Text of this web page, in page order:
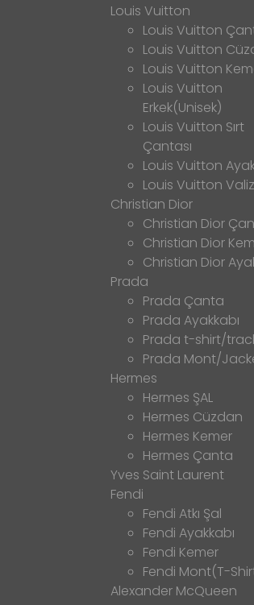
Louis Vuitton
Louis Vuitton
Louis Vuitton
Louis Vuitton
Louis Vuitton
Erkek(Unisek)
Louis Vuitton Sırt
Çantası
Louis Vuitton
Louis Vuitton Valiz
Christian Dior
Christian Dior
Christian Dior
Christian Dior
Prada
Prada Çanta
Prada Ayakkabı
Prada t-shirt/
Prada Mont/
Hermes
Hermes ŞAL
Hermes Cüzdan
Hermes Kemer
Hermes Çanta
Yves Saint Laurent
Fendi
Fendi Atkı Şal
Fendi Ayakkabı
Fendi Kemer
Fendi Mont(T-
Alexander McQueen